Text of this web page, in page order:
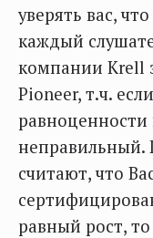
уверять вас,
каждый
компании Krell
Pioneer, т.ч.
равноценности
неправильный.
считают, что
равный рост,